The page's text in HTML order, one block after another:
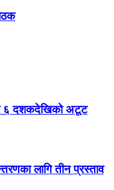
र ६ दशकदेखिको अटूट
लागि तीन प्रस्ताव